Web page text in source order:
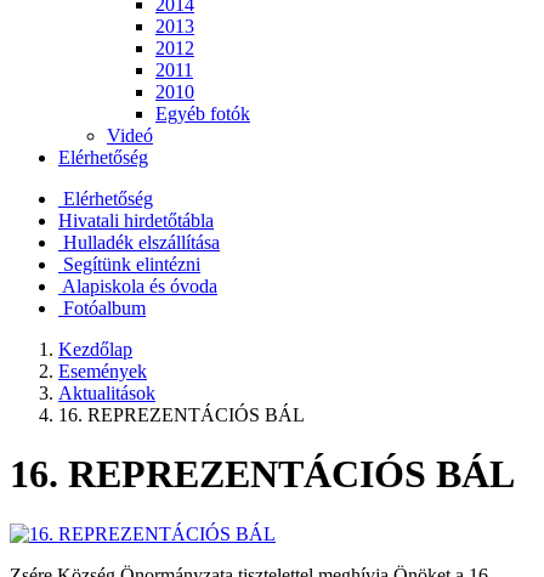
2014
2013
2012
2011
2010
Egyéb fotók
Videó
Elérhetőség
Elérhetőség
Hivatali hirdetőtábla
Hulladék elszállítása
Segítünk elintézni
Alapiskola és óvoda
Fotóalbum
Kezdőlap
Események
Aktualitások
16. REPREZENTÁCIÓS BÁL
16. REPREZENTÁCIÓS BÁL